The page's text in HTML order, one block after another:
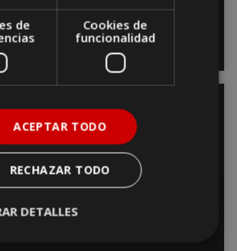
lugares marcados
de
Cookies de
funcionalidad
ACEPTAR TODO
RECHAZAR TODO
DETALLES